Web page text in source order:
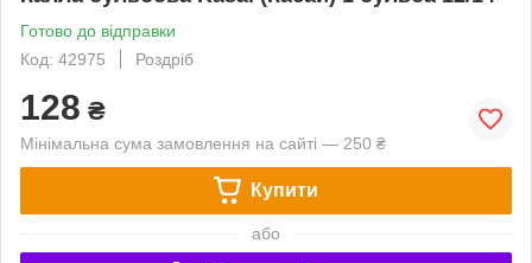
Готово до відправки
Код: 42975
Роздріб
128 ₴
Мінімальна сума замовлення на сайті — 250 ₴
Купити
або